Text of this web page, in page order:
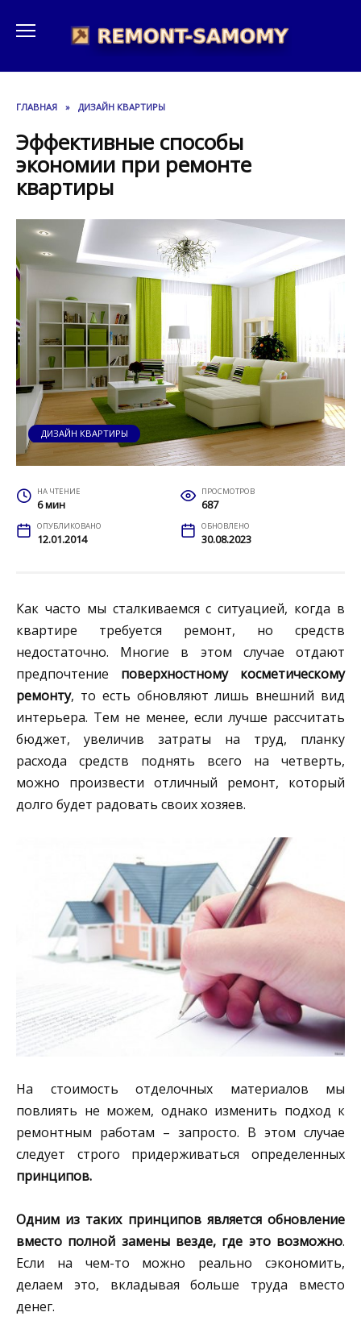
содержанию
ГЛАВНАЯ » ДИЗАЙН КВАРТИРЫ
Эффективные способы
экономии при ремонте
квартиры
ДИЗАЙН КВАРТИРЫ
НА ЧТЕНИЕ
6 мин
ПРОСМОТРОВ
687
ОПУБЛИКОВАНО
12.01.2014
ОБНОВЛЕНО
30.08.2023
Как часто мы сталкиваемся с ситуацией, когда в
квартире требуется ремонт, но средств
недостаточно. Многие в этом случае отдают
предпочтение поверхностному косметическому
ремонту, то есть обновляют лишь внешний вид
интерьера. Тем не менее, если лучше рассчитать
бюджет, увеличив затраты на труд, планку
расхода средств поднять всего на четверть,
можно произвести отличный ремонт, который
долго будет радовать своих хозяев.
На стоимость отделочных материалов мы
повлиять не можем, однако изменить подход к
ремонтным работам – запросто. В этом случае
следует строго придерживаться определенных
принципов.
Одним из таких принципов является обновление
вместо полной замены везде, где это возможно.
Если на чем-то можно реально сэкономить,
делаем это, вкладывая больше труда вместо
денег.